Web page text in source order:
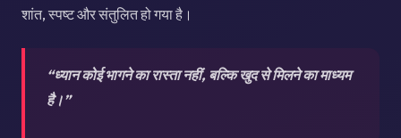
शांत, स्पष्ट और संतुलित हो गया है।
“ध्यान कोई भागने का रास्ता नहीं, बल्कि खुद से मिलने का माध्यम
है।”